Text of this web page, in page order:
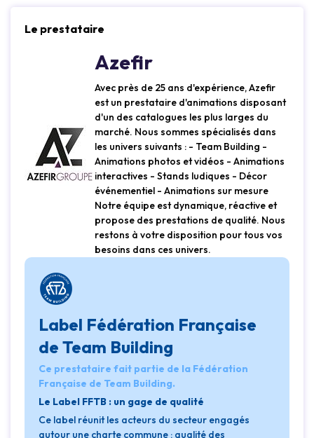
Le prestataire
Azefir
Avec près de 25 ans d'expérience, Azefir
est un prestataire d'animations disposant
d'un des catalogues les plus larges du
marché. Nous sommes spécialisés dans
les univers suivants : - Team Building -
Animations photos et vidéos - Animations
interactives - Stands ludiques - Décor
événementiel - Animations sur mesure
Notre équipe est dynamique, réactive et
propose des prestations de qualité. Nous
restons à votre disposition pour tous vos
besoins dans ces univers.
Label Fédération Française
de Team Building
Ce prestataire fait partie de la Fédération
Française de Team Building.
Le Label FFTB : un gage de qualité
Ce label réunit les acteurs du secteur engagés
autour une charte commune : qualité des